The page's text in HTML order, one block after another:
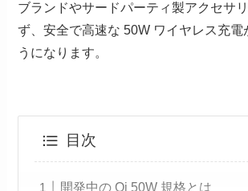
ブランドやサードパーティ製アクセサ
ず、安全で高速な 50W ワイヤレス充電
うになります。
目次
開発中の Qi 50W 規格とは